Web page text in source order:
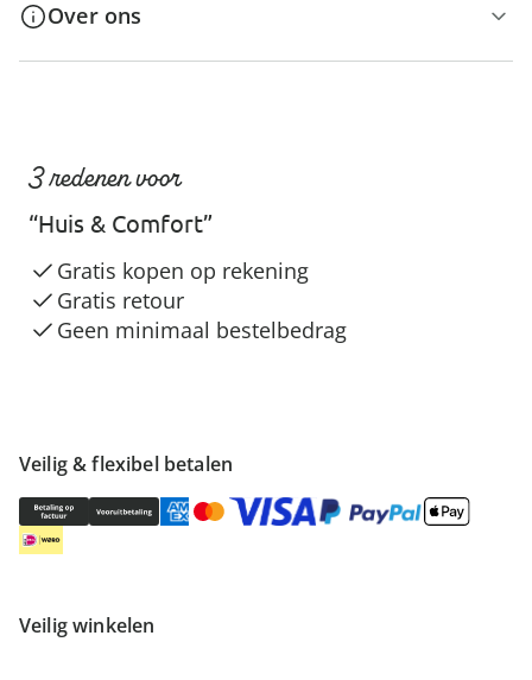
Over ons
Veilig & flexibel betalen
Veilig winkelen
3 redenen voor
“Huis & Comfort”
Gratis kopen op rekening
Gratis retour
Geen minimaal bestelbedrag